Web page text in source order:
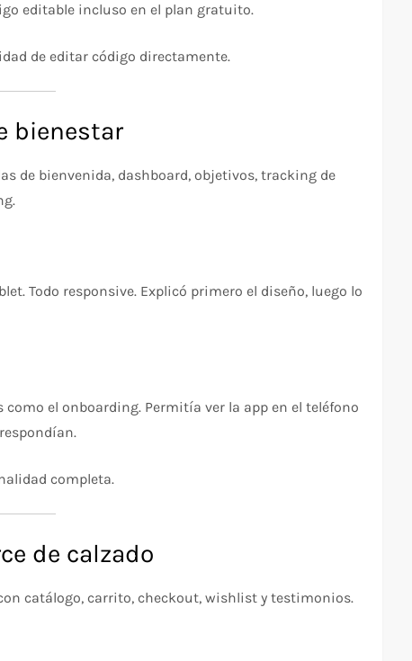
editable incluso en el plan gratuito.
de editar código directamente.
bienestar
de bienvenida, dashboard, objetivos, tracking de
Todo responsive. Explicó primero el diseño, luego lo
el onboarding. Permitía ver la app en el teléfono
completa.
de calzado
catálogo, carrito, checkout, wishlist y testimonios.